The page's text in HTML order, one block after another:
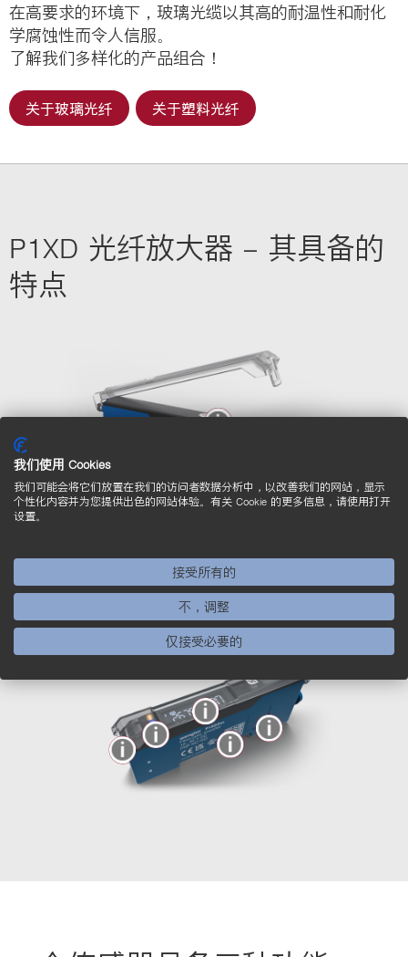
在高要求的环境下，玻璃光缆以其高的耐温性和耐化
学腐蚀性而令人信服。
了解我们多样化的产品组合！
关于玻璃光纤 关于塑料光纤
P1XD 光纤放大器 – 其具备的
特点
我们使用 Cookies
我们可能会将它们放置在我们的访问者数据分析中，以改善我们的网站，显示
个性化内容并为您提供出色的网站体验。有关 Cookie 的更多信息，请使用打开
设置。
接受所有的
不，调整
仅接受必要的